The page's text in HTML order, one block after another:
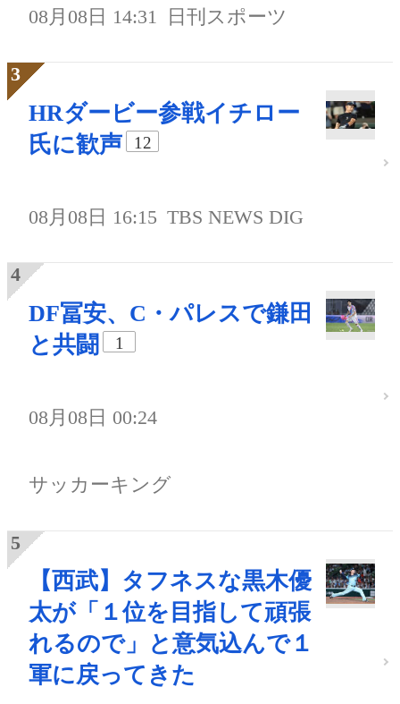
08月08日 14:31 日刊スポーツ
HRダービー参戦イチロー
氏に歓声
12
08月08日 16:15 TBS NEWS DIG
DF冨安、C・パレスで鎌田
と共闘
1
08月08日 00:24
サッカーキング
【西武】タフネスな黒木優
太が「１位を目指して頑張
れるので」と意気込んで１
軍に戻ってきた